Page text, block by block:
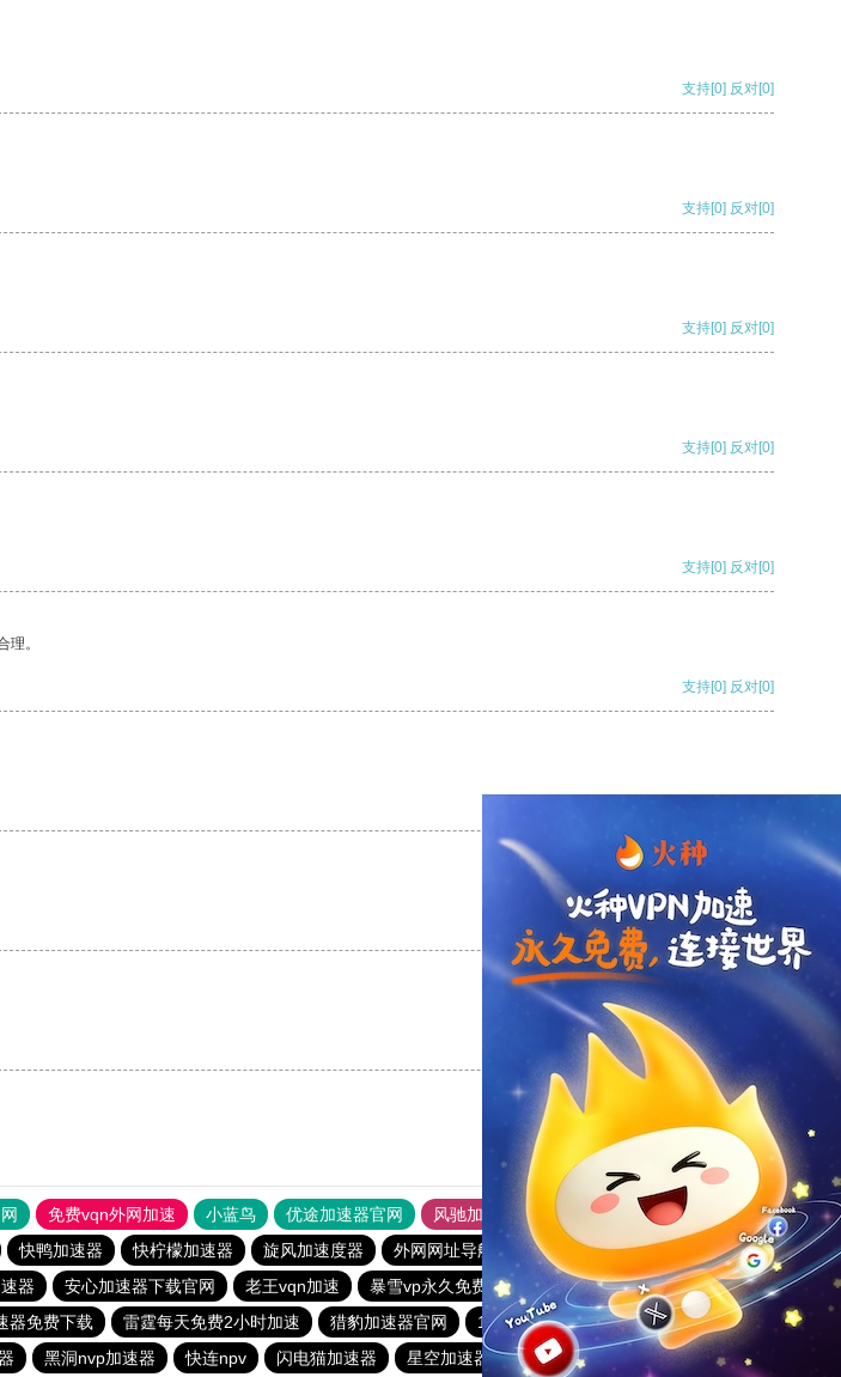
支持[0] 反对[0]
支持[0] 反对[0]
支持[0] 反对[0]
支持[0] 反对[0]
支持[0] 反对[0]
。
支持[0] 反对[0]
支持 [0] 反对 [0]
支持
免费vqn外网加速 小蓝鸟 优途加速器官网 风驰加速器
旋风加速器
快鸭加速器 快柠檬加速器 旋风加速度器 外网网址导航 软件中心 雷霆加速
狂飙加速器
器 安心加速器下载官网 老王vqn加速 暴雪vp永久免费加速器下载官网
旋风加速度器
器免费下载 雷霆每天免费2小时加速 猎豹加速器官网 1元机场
每天免费2小时加速器
黑洞nvp加速器 快连npv 闪电猫加速器 星空加速器 老王vp官网 hammer加速器